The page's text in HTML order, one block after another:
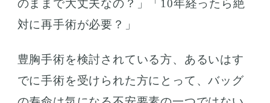
のままで大丈夫なの？」「10年経ったら絶
対に再手術が必要？」
豊胸手術を検討されている方、あるいはす
でに手術を受けられた方にとって、バッグ